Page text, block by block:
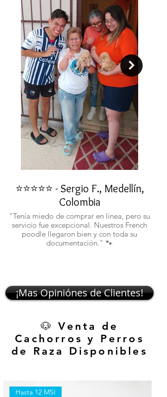
muchas recompensas.
⭐⭐⭐⭐⭐ - Sergio F., Medellín,
Colombia
"Tenía miedo de comprar en línea, pero su
servicio fue excepcional. Nuestros French
poodle llegaron bien y con toda su
documentación." 🐾
¡Mas Opiniónes de Clientes!
🐶 Venta de
Cachorros y Perros
de Raza Disponibles
Hasta 12 MSI